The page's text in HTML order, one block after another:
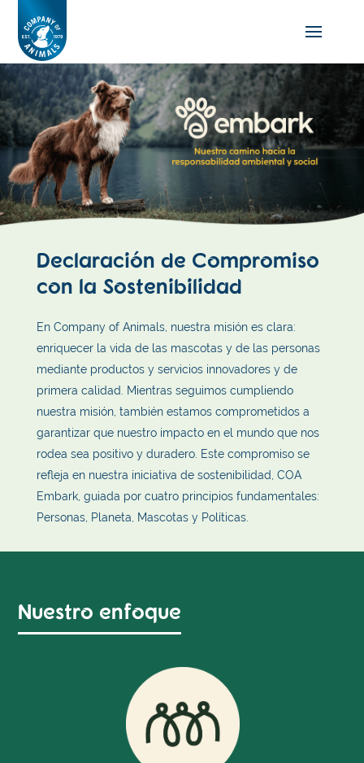
Declaración de Compromiso
con la Sostenibilidad
En Company of Animals, nuestra misión es clara:
enriquecer la vida de las mascotas y de las personas
mediante productos y servicios innovadores y de
primera calidad. Mientras seguimos cumpliendo
nuestra misión, también estamos comprometidos a
garantizar que nuestro impacto en el mundo que nos
rodea sea positivo y duradero. Este compromiso se
refleja en nuestra iniciativa de sostenibilidad, COA
Embark, guiada por cuatro principios fundamentales:
Personas, Planeta, Mascotas y Políticas.
Nuestro enfoque